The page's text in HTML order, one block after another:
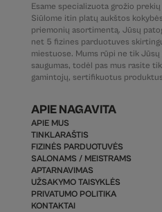
Esame specializuota grožio
Siūlome itin platų aukštos
priemonių asortimentą. Jūsų
net 5 fizines parduotuves
miestuose. Mums rūpi ne tik
saugumas, todėl pas mus rasite
gamintojų, sertifikuotus
APIE NAGAVITA
APIE MUS
TINKLARAŠTIS
FIZINĖS PARDUOTUVĖS
SALONAMS / MEISTRAMS
APTARNAVIMAS
UŽSAKYMO TAISYKLĖS
PRIVATUMO POLITIKA
KONTAKTAI